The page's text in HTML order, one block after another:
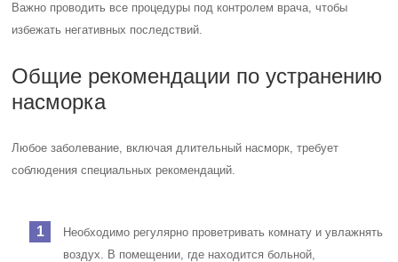
Важно проводить все процедуры под контролем врача, чтобы
избежать негативных последствий.
Общие рекомендации по устранению
насморка
Любое заболевание, включая длительный насморк, требует
соблюдения специальных рекомендаций.
Необходимо регулярно проветривать комнату и увлажнять
воздух. В помещении, где находится больной,